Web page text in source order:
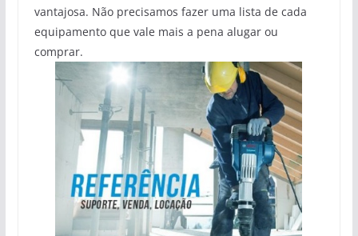
vantajosa. Não precisamos fazer uma lista de cada
equipamento que vale mais a pena alugar ou
comprar.